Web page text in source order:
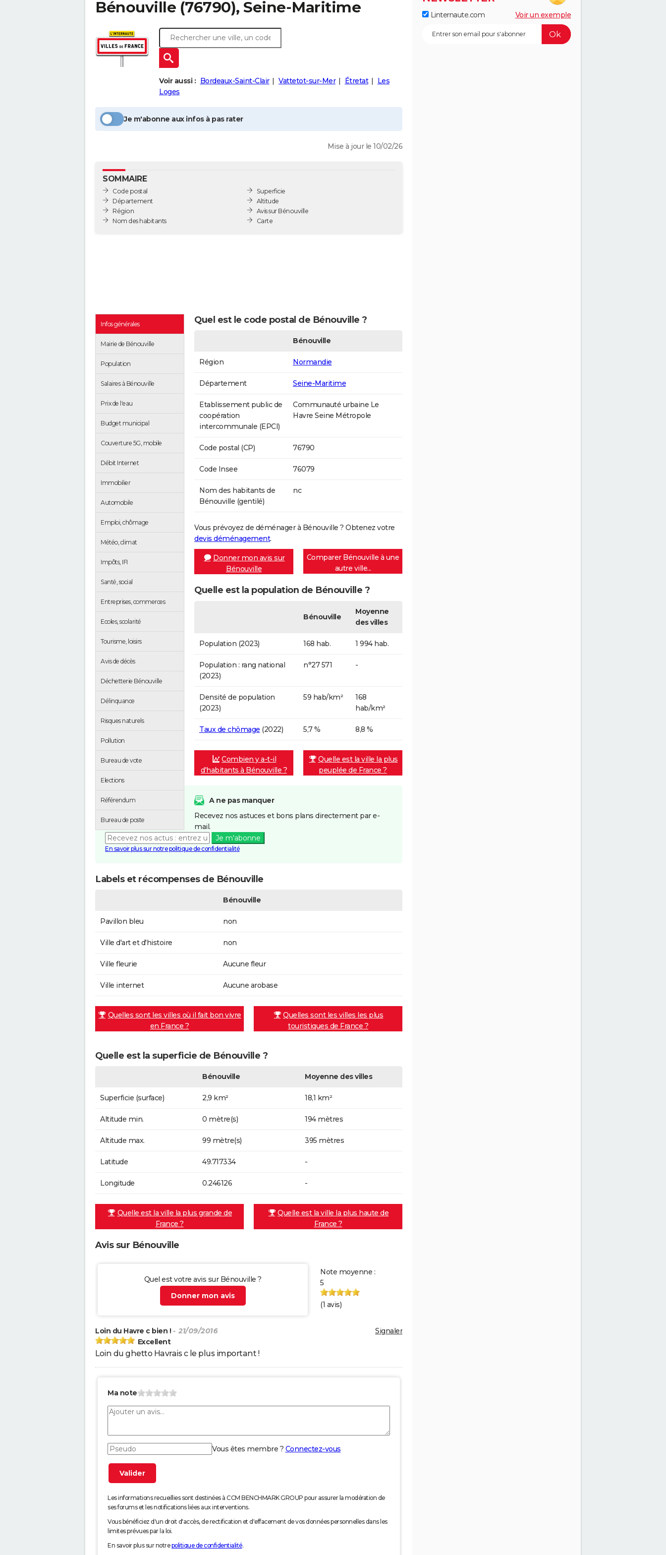
Bénouville (76790), Seine-Maritime
Voir aussi : Bordeaux-Saint-Clair Vattetot-sur-Mer Étretat
Les
Loges
Je m'abonne aux infos à pas rater
Mise à jour le 10/02/26
SOMMAIRE
Code postal
Département
Région
Nom des habitants
Superficie
Altitude
Avis sur Bénouville
Carte
Infos générales
Mairie de Bénouville
Population
Salaires à Bénouville
Prix de l'eau
Budget municipal
Couverture 5G, mobile
Débit Internet
Immobilier
Automobile
Emploi, chômage
Météo, climat
Impôts, IFI
Santé, social
Entreprises, commerces
Ecoles, scolarité
Tourisme, loisirs
Avis de décès
Déchetterie Bénouville
Délinquance
Risques naturels
Pollution
Bureau de vote
Elections
Référendum
Bureau de poste
Quel est le code postal de Bénouville ?
Bénouville
Région Normandie
Département Seine-Maritime
Etablissement public de
coopération
intercommunale (EPCI)
Communauté urbaine Le
Havre Seine Métropole
Code postal (CP) 76790
Code Insee 76079
Nom des habitants de
Bénouville (gentilé)
nc
Vous prévoyez de déménager à Bénouville ? Obtenez votre
devis déménagement.
Donner mon avis sur
Bénouville
Comparer Bénouville à une
autre ville...
Quelle est la population de Bénouville ?
Bénouville
Moyenne
des villes
Population (2023) 168 hab. 1 994 hab.
Population : rang national
(2023)
n°27 571 -
Densité de population
(2023)
59 hab/km²
168
hab/km²
Taux de chômage (2022) 5,7 % 8,8 %
Combien y a-t-il
d'habitants à Bénouville ?
Quelle est la ville la plus
peuplée de France ?
A ne pas manquer
Recevez nos astuces et bons plans directement par e-
mail.
Je m'abonne
En savoir plus sur notre politique de confidentialité
Labels et récompenses de Bénouville
Bénouville
Pavillon bleu non
Ville d'art et d'histoire non
Ville fleurie Aucune fleur
Ville internet Aucune arobase
Quelles sont les villes où il fait bon vivre
en France ?
Quelles sont les villes les plus
touristiques de France ?
Quelle est la superficie de Bénouville ?
Bénouville Moyenne des villes
Superficie (surface) 2,9 km² 18,1 km²
Altitude min. 0 mètre(s) 194 mètres
Altitude max. 99 mètre(s) 395 mètres
Latitude 49.717334 -
Longitude 0.246126 -
Quelle est la ville la plus grande de
France ?
Quelle est la ville la plus haute de
France ?
Avis sur Bénouville
Quel est votre avis sur Bénouville ?
Donner mon avis
Note moyenne :
5
(1 avis)
Signaler
Loin du Havre c bien ! - 21/09/2016
Excellent
Loin du ghetto Havrais c le plus important !
Ma note
Vous êtes membre ? Connectez-vous
Les informations recueillies sont destinées à CCM BENCHMARK GROUP pour assurer la modération de
ses forums et les notifications liées aux interventions.
Vous bénéficiez d'un droit d'accès, de rectification et d'effacement de vos données personnelles dans les
limites prévues par la loi.
En savoir plus sur notrepolitique de confidentialité.
Linternaute.com Voir un exemple